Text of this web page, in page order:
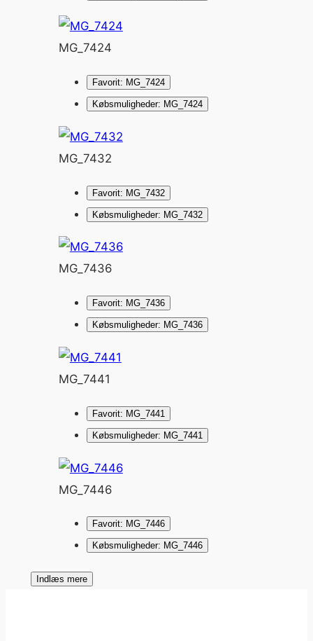
MG_7424
Favorit: MG_7424
Købsmuligheder: MG_7424
MG_7432
Favorit: MG_7432
Købsmuligheder: MG_7432
MG_7436
Favorit: MG_7436
Købsmuligheder: MG_7436
MG_7441
Favorit: MG_7441
Købsmuligheder: MG_7441
MG_7446
Favorit: MG_7446
Købsmuligheder: MG_7446
Indlæs mere